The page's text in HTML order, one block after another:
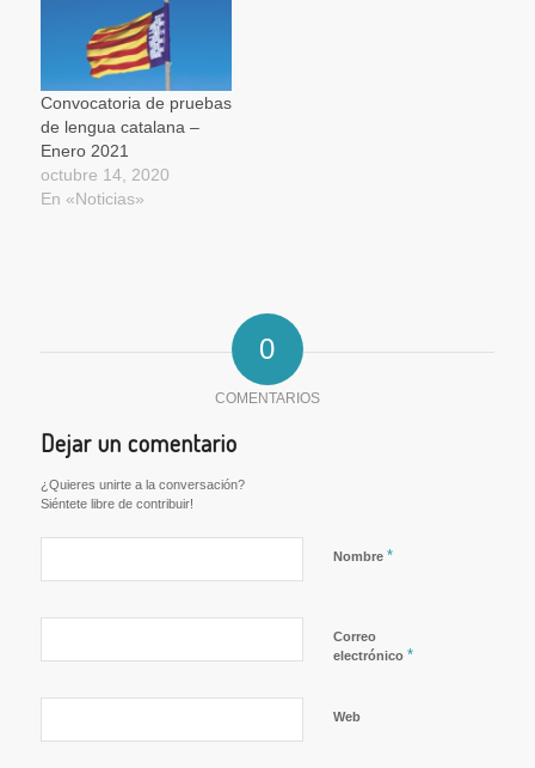
Convocatoria de pruebas
de lengua catalana –
Enero 2021
octubre 14, 2020
En «Noticias»
0
COMENTARIOS
Dejar un comentario
¿Quieres unirte a la conversación?
Siéntete libre de contribuir!
Nombre *
Correo
electrónico *
Web